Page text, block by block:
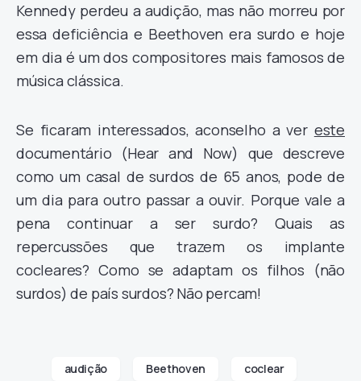
Kennedy perdeu a audição, mas não morreu por
essa deficiência e Beethoven era surdo e hoje
em dia é um dos compositores mais famosos de
música clássica.
Se ficaram interessados, aconselho a ver este
documentário (Hear and Now) que descreve
como um casal de surdos de 65 anos, pode de
um dia para outro passar a ouvir. Porque vale a
pena continuar a ser surdo? Quais as
repercussões que trazem os implante
cocleares? Como se adaptam os filhos (não
surdos) de país surdos? Não percam!
audição Beethoven coclear